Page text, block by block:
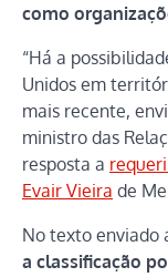
como
“Há a
Unidos em
mais recente,
ministro das
resposta a
Evair Vieira de
No texto enviado
a classificação